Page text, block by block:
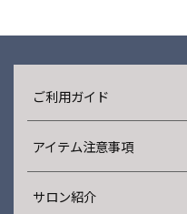
ご利用ガイド
アイテム注意事項
サロン紹介